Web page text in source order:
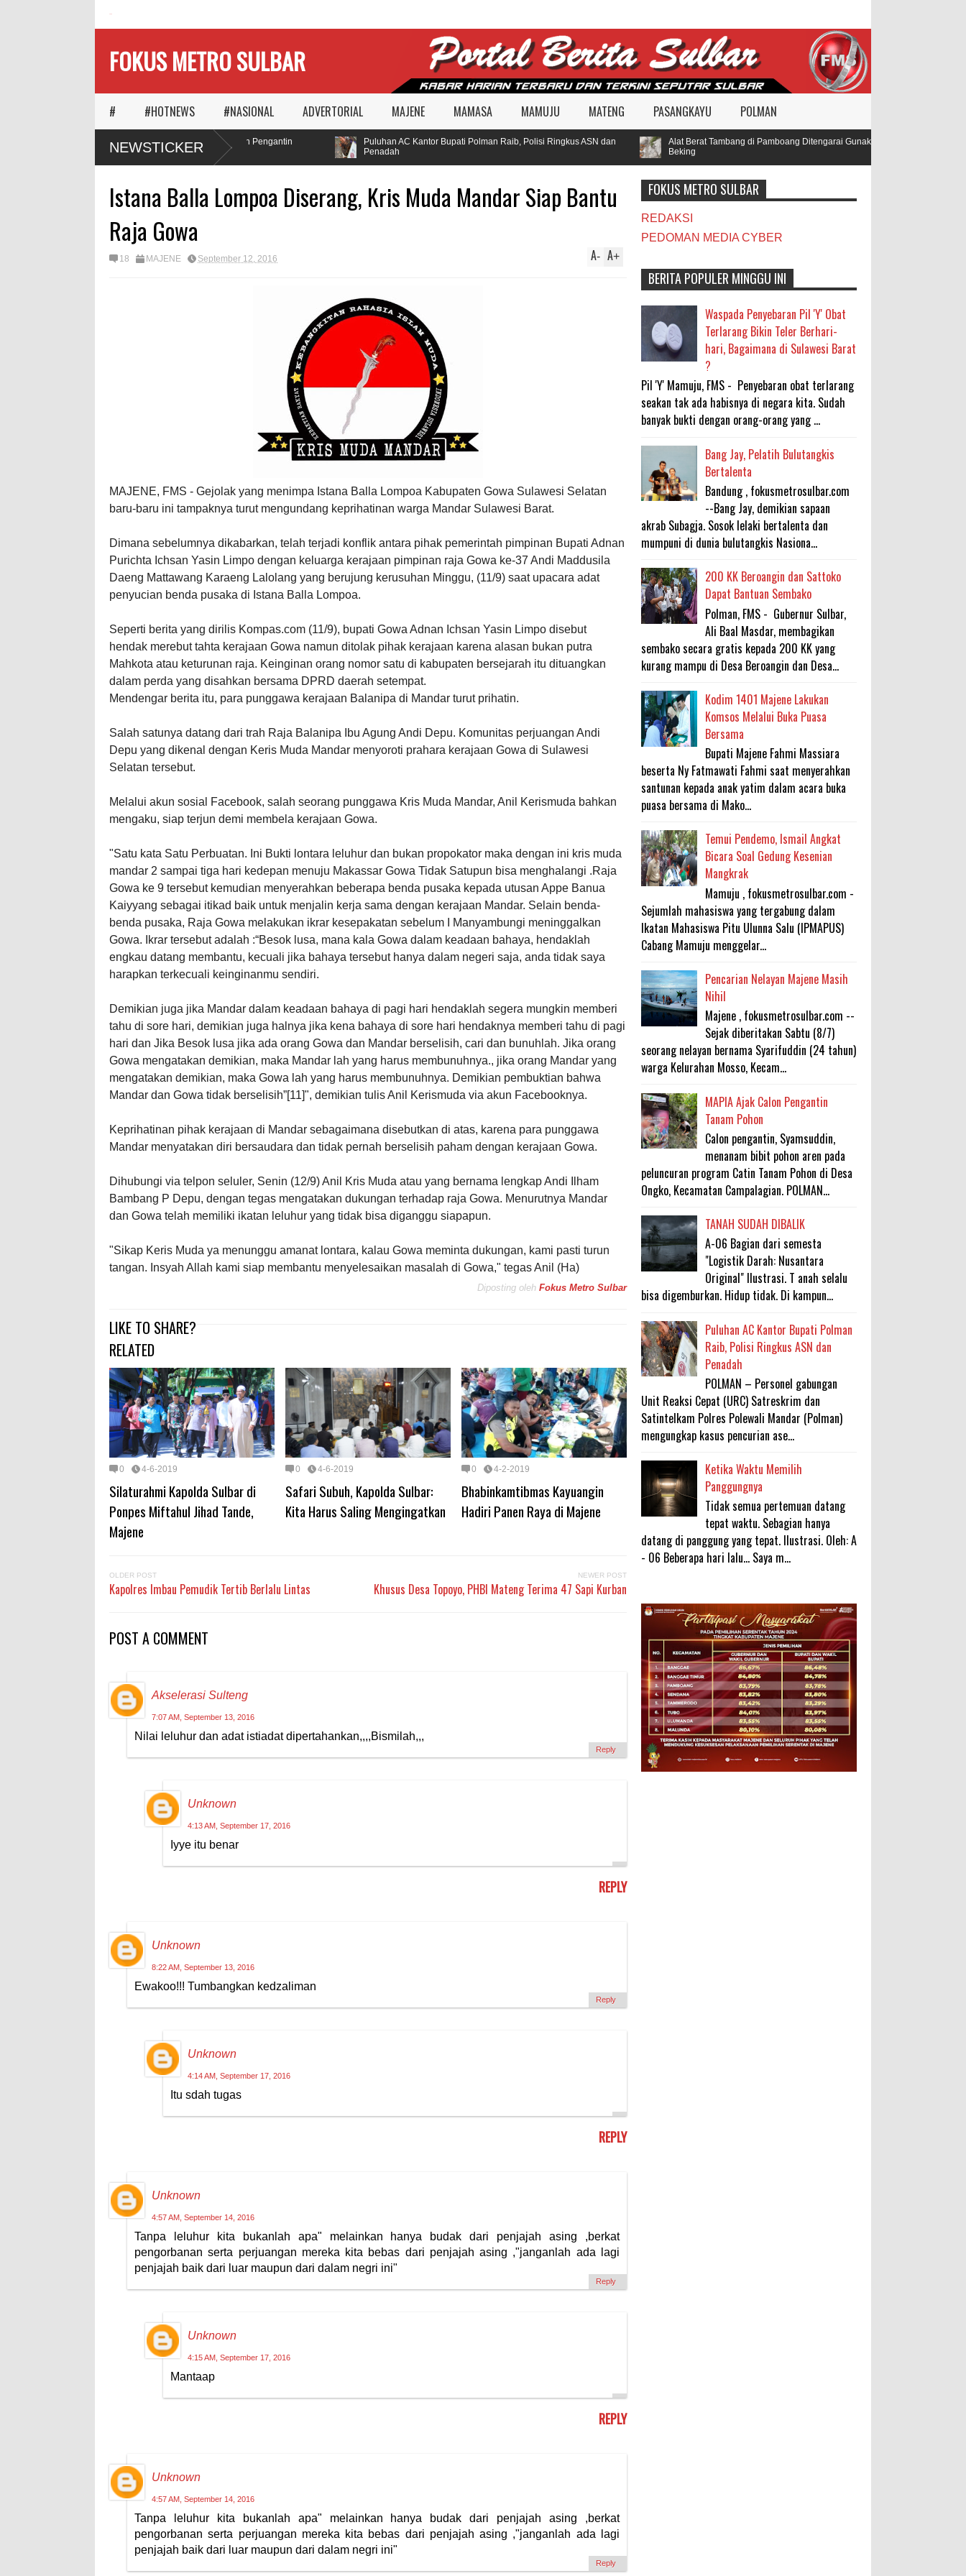
FOKUS METRO SULBAR
# #HOTNEWS #NASIONAL ADVERTORIAL MAJENE MAMASA MAMUJU MATENG PASANGKAYU POLMAN
NEWSTICKERMAPIA Ajak Calon Pengantin
Tanam Pohon
Puluhan AC Kantor Bupati Polman Raib, Polisi Ringkus ASN dan
Penadah
Alat Berat Tambang di Pamboang Ditengarai Gunakan BBM Subsidi, Oknum
Beking
Istana Balla Lompoa Diserang, Kris Muda Mandar Siap Bantu
Raja Gowa
18 MAJENE September 12, 2016 A+
A-
MAJENE, FMS - Gejolak yang menimpa Istana Balla Lompoa Kabupaten Gowa Sulawesi Selatan
baru-baru ini tampaknya turut mengundang keprihatinan warga Mandar Sulawesi Barat.
Dimana sebelumnya dikabarkan, telah terjadi konflik antara pihak pemerintah pimpinan Bupati Adnan
Purichta Ichsan Yasin Limpo dengan keluarga kerajaan pimpinan raja Gowa ke-37 Andi Maddusila
Daeng Mattawang Karaeng Lalolang yang berujung kerusuhan Minggu, (11/9) saat upacara adat
penyucian benda pusaka di Istana Balla Lompoa.
Seperti berita yang dirilis Kompas.com (11/9), bupati Gowa Adnan Ichsan Yasin Limpo disebut
hendak merebut tahta kerajaan Gowa namun ditolak pihak kerajaan karena alasan bukan putra
Mahkota atau keturunan raja. Keinginan orang nomor satu di kabupaten bersejarah itu dituangkan
dalam perda yang disahkan bersama DPRD daerah setempat.
Mendengar berita itu, para punggawa kerajaan Balanipa di Mandar turut prihatin.
Salah satunya datang dari trah Raja Balanipa Ibu Agung Andi Depu. Komunitas perjuangan Andi
Depu yang dikenal dengan Keris Muda Mandar menyoroti prahara kerajaan Gowa di Sulawesi
Selatan tersebut.
Melalui akun sosial Facebook, salah seorang punggawa Kris Muda Mandar, Anil Kerismuda bahkan
mengaku, siap terjun demi membela kerajaan Gowa.
"Satu kata Satu Perbuatan. Ini Bukti lontara leluhur dan bukan propokator maka dengan ini kris muda
mandar 2 sampai tiga hari kedepan menuju Makassar Gowa Tidak Satupun bisa menghalangi .Raja
Gowa ke 9 tersebut kemudian menyerahkan beberapa benda pusaka kepada utusan Appe Banua
Kaiyyang sebagai itikad baik untuk menjalin kerja sama dengan kerajaan Mandar. Selain benda-
benda pusaka, Raja Gowa melakukan ikrar kesepakatan sebelum I Manyambungi meninggalkan
Gowa. Ikrar tersebut adalah :“Besok lusa, mana kala Gowa dalam keadaan bahaya, hendaklah
engkau datang membantu, kecuali jika bahaya tersebut hanya dalam negeri saja, anda tidak saya
harapkan terkecuali keinginanmu sendiri.
Demikian juga jika Mandar dalam keadaan bahaya di pagi hari hendaklah segera mungkin memberi
tahu di sore hari, demikian juga halnya jika kena bahaya di sore hari hendaknya memberi tahu di pagi
hari dan Jika Besok lusa jika ada orang Gowa dan Mandar berselisih, cari dan bunuhlah. Jika orang
Gowa mengatakan demikian, maka Mandar lah yang harus membunuhnya., jika orang Mandar yang
mengatakan demikian, maka Gowa lah yang harus membunuhnya. Demikian pembuktian bahwa
Mandar dan Gowa tidak berselisih”[11]", demikian tulis Anil Kerismuda via akun Facebooknya.
Keprihatinan pihak kerajaan di Mandar sebagaimana disebutkan di atas, karena para punggawa
Mandar menyatakan diri bersaudara dan tidak pernah berselisih paham dengan kerajaan Gowa.
Dihubungi via telpon seluler, Senin (12/9) Anil Kris Muda atau yang bernama lengkap Andi Ilham
Bambang P Depu, dengan tegas mengatakan dukungan terhadap raja Gowa. Menurutnya Mandar
dan Gowa telah memiliki ikatan leluhur yang tidak bisa diganggu siapapun.
"Sikap Keris Muda ya menunggu amanat lontara, kalau Gowa meminta dukungan, kami pasti turun
tangan. Insyah Allah kami siap membantu menyelesaikan masalah di Gowa," tegas Anil (Ha)
Diposting oleh Fokus Metro Sulbar
LIKE TO SHARE?
RELATED
0 4-6-2019
Silaturahmi Kapolda Sulbar di
Ponpes Miftahul Jihad Tande,
Majene
0 4-6-2019
Safari Subuh, Kapolda Sulbar:
Kita Harus Saling Mengingatkan
0 4-2-2019
Bhabinkamtibmas Kayuangin
Hadiri Panen Raya di Majene
OLDER POST
Kapolres Imbau Pemudik Tertib Berlalu Lintas
NEWER POST
Khusus Desa Topoyo, PHBI Mateng Terima 47 Sapi Kurban
POST A COMMENT
Akselerasi Sulteng
7:07 AM, September 13, 2016
Nilai leluhur dan adat istiadat dipertahankan,,,,Bismilah,,,
Reply
Unknown
4:13 AM, September 17, 2016
Iyye itu benar
REPLY
Unknown
8:22 AM, September 13, 2016
Ewakoo!!! Tumbangkan kedzaliman
Reply
Unknown
4:14 AM, September 17, 2016
Itu sdah tugas
REPLY
Unknown
4:57 AM, September 14, 2016
Tanpa leluhur kita bukanlah apa" melainkan hanya budak dari penjajah asing ,berkat
pengorbanan serta perjuangan mereka kita bebas dari penjajah asing ,"janganlah ada lagi
penjajah baik dari luar maupun dari dalam negri ini"
Reply
Unknown
4:15 AM, September 17, 2016
Mantaap
REPLY
Unknown
4:57 AM, September 14, 2016
Tanpa leluhur kita bukanlah apa" melainkan hanya budak dari penjajah asing ,berkat
pengorbanan serta perjuangan mereka kita bebas dari penjajah asing ,"janganlah ada lagi
penjajah baik dari luar maupun dari dalam negri ini"
Reply
FOKUS METRO SULBAR
REDAKSI
PEDOMAN MEDIA CYBER
BERITA POPULER MINGGU INI
Waspada Penyebaran Pil 'Y' Obat
Terlarang Bikin Teler Berhari-
hari, Bagaimana di Sulawesi Barat
?
Pil 'Y' Mamuju, FMS - Penyebaran obat terlarang
seakan tak ada habisnya di negara kita. Sudah
banyak bukti dengan orang-orang yang ...
Bang Jay, Pelatih Bulutangkis
Bertalenta
Bandung , fokusmetrosulbar.com
--Bang Jay, demikian sapaan
akrab Subagja. Sosok lelaki bertalenta dan
mumpuni di dunia bulutangkis Nasiona...
200 KK Beroangin dan Sattoko
Dapat Bantuan Sembako
Polman, FMS - Gubernur Sulbar,
Ali Baal Masdar, membagikan
sembako secara gratis kepada 200 KK yang
kurang mampu di Desa Beroangin dan Desa...
Kodim 1401 Majene Lakukan
Komsos Melalui Buka Puasa
Bersama
Bupati Majene Fahmi Massiara
beserta Ny Fatmawati Fahmi saat menyerahkan
santunan kepada anak yatim dalam acara buka
puasa bersama di Mako...
Temui Pendemo, Ismail Angkat
Bicara Soal Gedung Kesenian
Mangkrak
Mamuju , fokusmetrosulbar.com -
Sejumlah mahasiswa yang tergabung dalam
Ikatan Mahasiswa Pitu Ulunna Salu (IPMAPUS)
Cabang Mamuju menggelar...
Pencarian Nelayan Majene Masih
Nihil
Majene , fokusmetrosulbar.com --
Sejak diberitakan Sabtu (8/7)
seorang nelayan bernama Syarifuddin (24 tahun)
warga Kelurahan Mosso, Kecam...
MAPIA Ajak Calon Pengantin
Tanam Pohon
Calon pengantin, Syamsuddin,
menanam bibit pohon aren pada
peluncuran program Catin Tanam Pohon di Desa
Ongko, Kecamatan Campalagian. POLMAN...
TANAH SUDAH DIBALIK
A-06 Bagian dari semesta
"Logistik Darah: Nusantara
Original" Ilustrasi. T anah selalu
bisa digemburkan. Hidup tidak. Di kampun...
Puluhan AC Kantor Bupati Polman
Raib, Polisi Ringkus ASN dan
Penadah
POLMAN – Personel gabungan
Unit Reaksi Cepat (URC) Satreskrim dan
Satintelkam Polres Polewali Mandar (Polman)
mengungkap kasus pencurian ase...
Ketika Waktu Memilih
Panggungnya
Tidak semua pertemuan datang
tepat waktu. Sebagian hanya
datang di panggung yang tepat. Ilustrasi. Oleh: A
- 06 Beberapa hari lalu... Saya m...